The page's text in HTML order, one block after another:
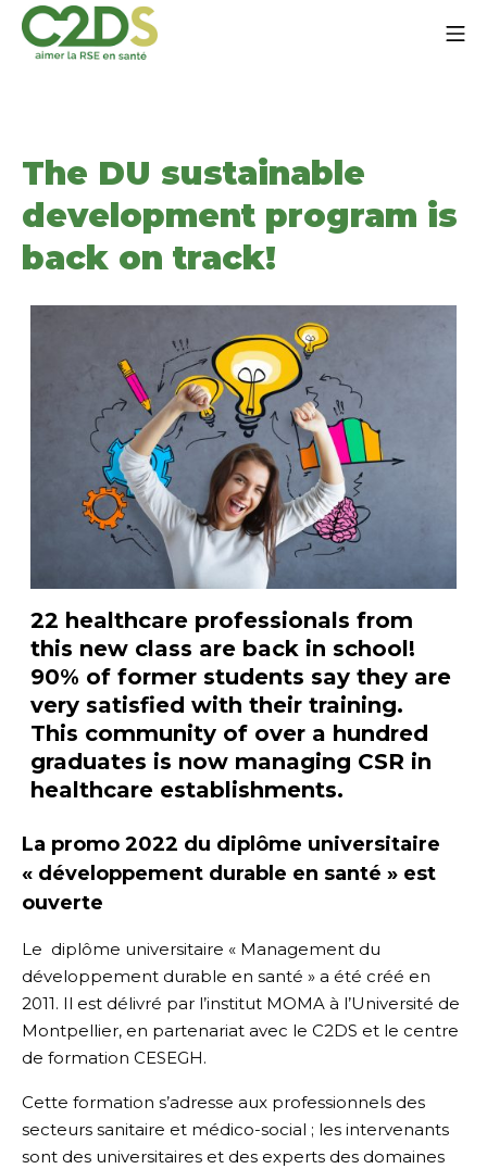
content
The DU sustainable
development program is
back on track!
22 healthcare professionals from
this new class are back in school!
90% of former students say they are
very satisfied with their training.
This community of over a hundred
graduates is now managing CSR in
healthcare establishments.
La promo 2022 du diplôme universitaire
« développement durable en santé » est
ouverte
Le diplôme universitaire « Management du
développement durable en santé » a été créé en
2011. Il est délivré par l’institut MOMA à l’Université de
Montpellier, en partenariat avec le C2DS et le centre
de formation CESEGH.
Cette formation s’adresse aux professionnels des
secteurs sanitaire et médico-social ; les intervenants
sont des universitaires et des experts des domaines